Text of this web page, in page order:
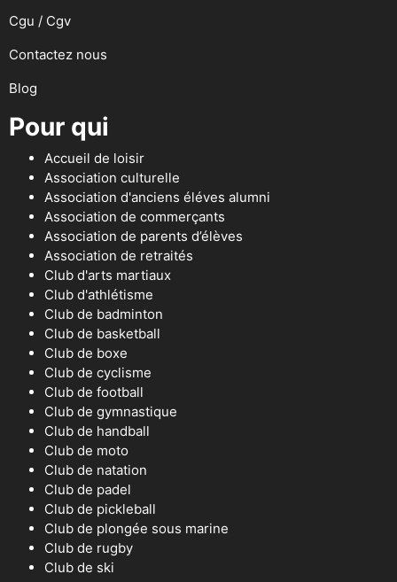
Cgu / Cgv
Contactez nous
Blog
Pour qui
Accueil de loisir
Association culturelle
Association d'anciens éléves alumni
Association de commerçants
Association de parents d’élèves
Association de retraités
Club d'arts martiaux
Club d'athlétisme
Club de badminton
Club de basketball
Club de boxe
Club de cyclisme
Club de football
Club de gymnastique
Club de handball
Club de moto
Club de natation
Club de padel
Club de pickleball
Club de plongée sous marine
Club de rugby
Club de ski